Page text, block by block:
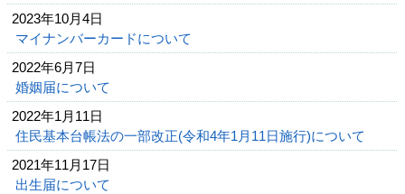
2023年10月4日
マイナンバーカードについて
2022年6月7日
婚姻届について
2022年1月11日
住民基本台帳法の一部改正(令和4年1月11日施行)について
2021年11月17日
出生届について